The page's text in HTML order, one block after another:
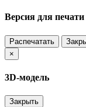
Версия для печати
Распечатать
×
3D-модель
Закрыть